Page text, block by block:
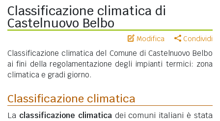
Classificazione climatica di
Castelnuovo Belbo
Modifica Condividi
Classificazione climatica del Comune di Castelnuovo Belbo
ai fini della regolamentazione degli impianti termici: zona
climatica e gradi giorno.
Classificazione climatica
La classificazione climaticadei comuni italiani è stata